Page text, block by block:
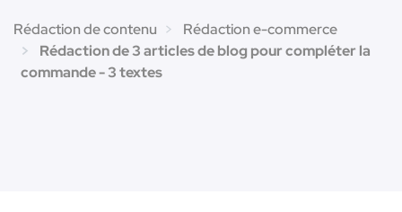
Rédaction de contenu
Rédaction e-commerce
Rédaction de 3 articles de blog pour compléter la
commande - 3 textes